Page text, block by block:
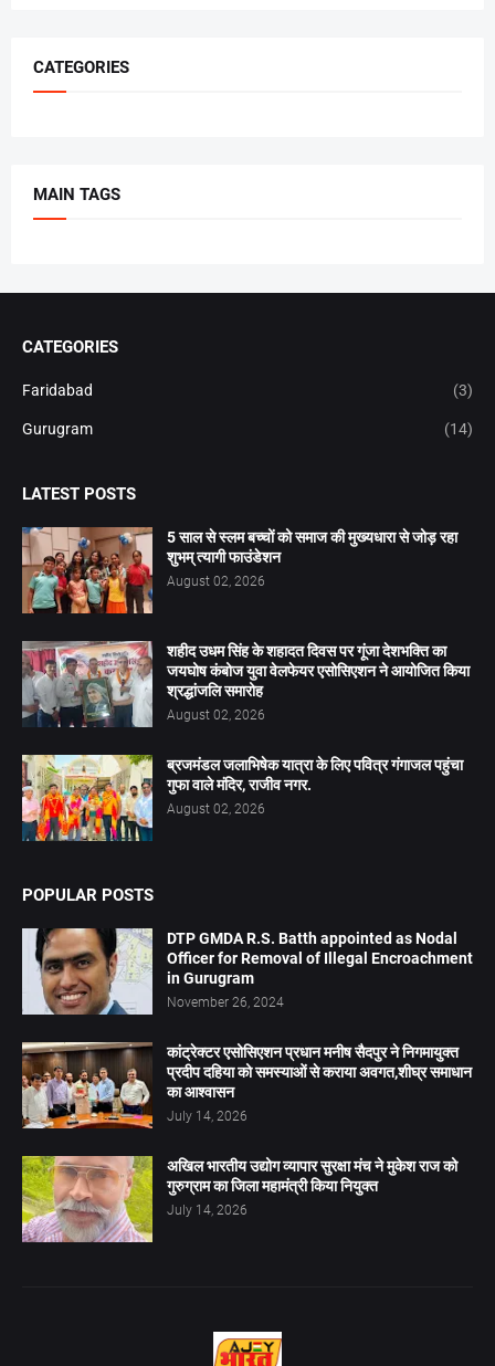
CATEGORIES
MAIN TAGS
CATEGORIES
Faridabad (3)
Gurugram (14)
LATEST POSTS
5 साल से स्लम बच्चों को समाज की मुख्यधारा से जोड़ रहा
शुभम् त्यागी फाउंडेशन
August 02, 2026
शहीद उधम सिंह के शहादत दिवस पर गूंजा देशभक्ति का
जयघोष कंबोज युवा वेलफेयर एसोसिएशन ने आयोजित किया
श्रद्धांजलि समारोह
August 02, 2026
ब्रजमंडल जलाभिषेक यात्रा के लिए पवित्र गंगाजल पहुंचा
गुफा वाले मंदिर, राजीव नगर.
August 02, 2026
POPULAR POSTS
DTP GMDA R.S. Batth appointed as Nodal
Officer for Removal of Illegal Encroachment
in Gurugram
November 26, 2024
कांट्रेक्टर एसोसिएशन प्रधान मनीष सैदपुर ने निगमायुक्त
प्रदीप दहिया को समस्याओं से कराया अवगत,शीघ्र समाधान
का आश्वासन
July 14, 2026
अखिल भारतीय उद्योग व्यापार सुरक्षा मंच ने मुकेश राज को
गुरुग्राम का जिला महामंत्री किया नियुक्त
July 14, 2026